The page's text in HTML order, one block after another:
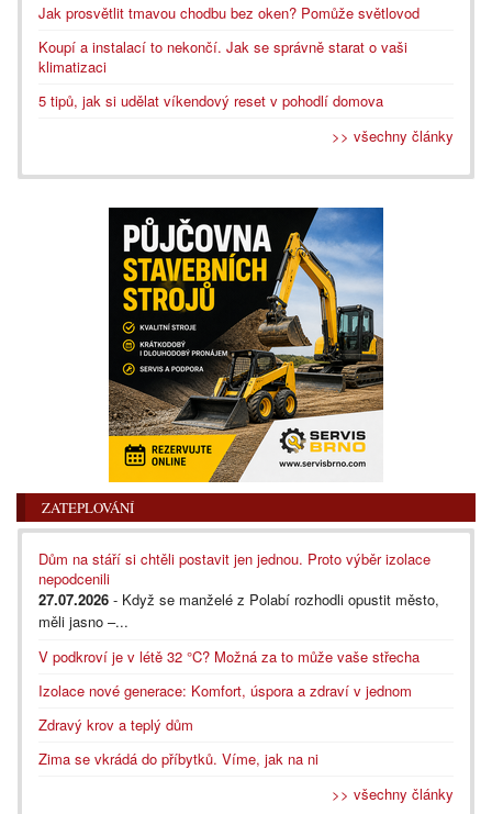
Jak prosvětlit tmavou chodbu bez oken? Pomůže světlovod
Koupí a instalací to nekončí. Jak se správně starat o vaši
klimatizaci
5 tipů, jak si udělat víkendový reset v pohodlí domova
>> všechny články
ZATEPLOVÁNÍ
Dům na stáří si chtěli postavit jen jednou. Proto výběr izolace
nepodcenili
27.07.2026 - Když se manželé z Polabí rozhodli opustit město,
měli jasno –...
V podkroví je v létě 32 °C? Možná za to může vaše střecha
Izolace nové generace: Komfort, úspora a zdraví v jednom
Zdravý krov a teplý dům
Zima se vkrádá do příbytků. Víme, jak na ni
>> všechny články